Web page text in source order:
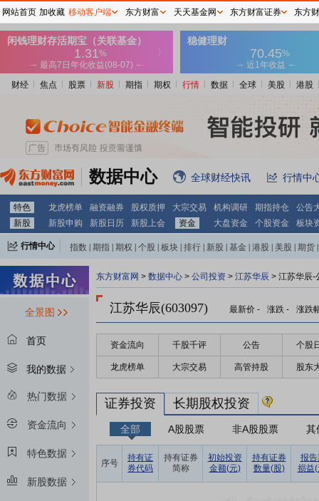
财经 焦点 股票 新股 期指 期权 行情 数据 全球 美股 港股
数据中心 全球财经快讯 行情中
特色 龙虎榜单 融资融券 股权质押 大宗交易 机构调研 期指持仓
公告
新股
新股申购 新股日历 新股上会 资金 大盘资金 个股资金 板块
行情中心 指数 期指 期权 个股 板块 排行 新股 基金 港股 美股 期货
全景图
首页
我的数据
热门数据
资金流向
特色数据
新股数据
东方财富网 > 数据中心 > 公司投资 > 江苏华辰 > 江苏华辰-
江苏华辰(603097) 最新价 - 涨跌 - 涨跌
资金流向 千股千评 公告 个股
龙虎榜单 大宗交易 高管持股 股东
证券投资 长期股权投资
全部 A股股票 非A股股票 其
序号
持有证
券代码
持有证券
简称
初始投资
金额(元)
持有证券
数量(股)
报告
损益(
网站首页 加收藏 移动客户端 东方财富 天天基金网 东方财富证券 东方